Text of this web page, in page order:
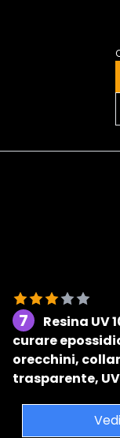
7
Resina
curare
orecchini,
trasparente,